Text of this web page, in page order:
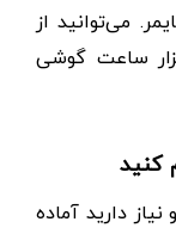
می‌توانید از
ساعت گوشی
دارید آماده